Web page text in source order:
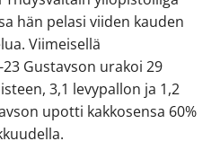
hän pelasi viiden kauden
Viimeisellä
Gustavson urakoi 29
3,1 levypallon ja 1,2
upotti kakkosensa 60%